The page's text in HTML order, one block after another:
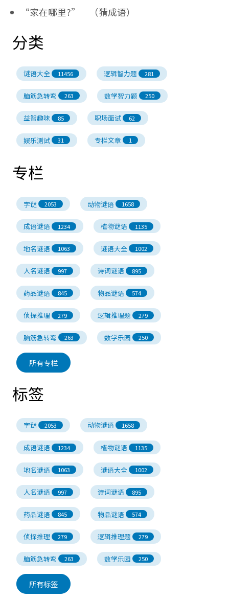
“家在哪里?” （猜成语）
分类
谜语大全 11456 逻辑智力题 281
脑筋急转弯 263 数学智力题 250
益智趣味 85 职场面试 62
娱乐测试 31 专栏文章 1
专栏
字谜 2053 动物谜语 1658
成语谜语 1234 植物谜语 1135
地名谜语 1063 谜语大全 1002
人名谜语 997 诗词谜语 895
药品谜语 845 物品谜语 574
侦探推理 279 逻辑推理题 279
脑筋急转弯 263 数学乐园 250
所有专栏
标签
字谜 2053 动物谜语 1658
成语谜语 1234 植物谜语 1135
地名谜语 1063 谜语大全 1002
人名谜语 997 诗词谜语 895
药品谜语 845 物品谜语 574
侦探推理 279 逻辑推理题 279
脑筋急转弯 263 数学乐园 250
所有标签